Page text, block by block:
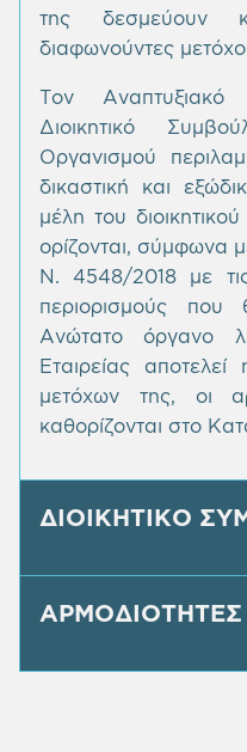
της δεσμεύουν
διαφωνούντες
Τον Αναπτυξιακό
Διοικητικό
Οργανισμού
δικαστική και
μέλη του
ορίζονται, σύμφωνα
Ν. 4548/2018 με
περιορισμούς
Ανώτατο όργανο
Εταιρείας
μετόχων της, οι
καθορίζονται στο
ΔΙΟΙΚΗΤΙΚΟ